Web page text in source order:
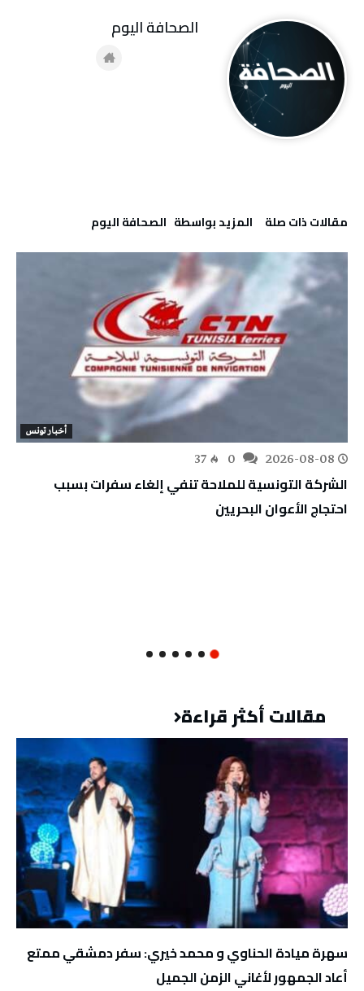
‫مقالات ذات صلة‬ ‫‫المزيد بواسطة‬ ‬ ‭ ‬الصحافة‭ ‬اليوم
أخبار تونس
2026-08-08
37
الشركة التونسية للملاحة تنفي إلغاء سفرات بسبب
احتجاج الأعوان البحريين
مقالات أكثر قراءة
سهرة ميادة الحناوي و محمد خيري: سفر دمشقي ممتع
أعاد الجمهور لأغاني الزمن الجميل